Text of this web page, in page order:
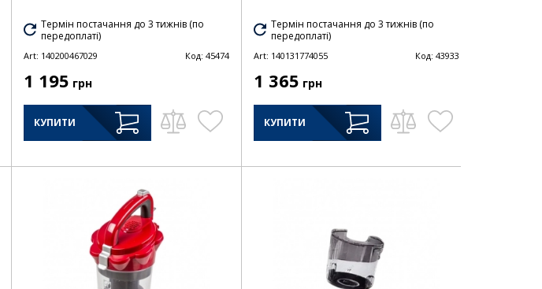
Термін постачання до 3 тижнів (по
передоплаті)
Art: 140200467029 Код: 45474
1 195 грн
КУПИТИ
Термін постачання до 3 тижнів (по
передоплаті)
Art: 140131774055 Код: 43933
1 365 грн
КУПИТИ